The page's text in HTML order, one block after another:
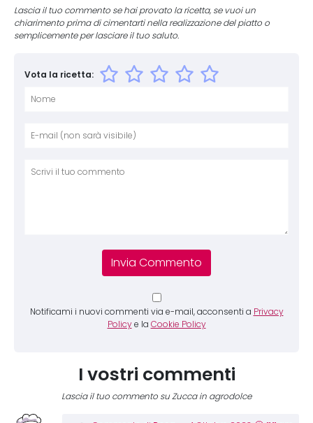
Lascia il tuo commento se hai provato la ricetta, se vuoi un
chiarimento prima di cimentarti nella realizzazione del piatto o
semplicemente per lasciare il tuo saluto.
Vota la ricetta:
Notificami i nuovi commenti via e-mail, acconsenti a Privacy
Policy e la Cookie Policy
I vostri commenti
Lascia il tuo commento su Zucca in agrodolce